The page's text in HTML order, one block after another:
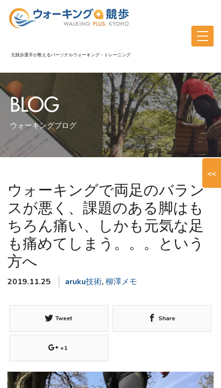
元競歩選手が教えるパーソナルウォーキング・トレーニング
BLOG
ウォーキングブログ
ウォーキングで両足のバラン
スが悪く、課題のある脚はも
ちろん痛い、しかも元気な足
も痛めてしまう。。。という
方へ
2019.11.25 aruku技術, 柳澤メモ
Tweet Share
+1
<<